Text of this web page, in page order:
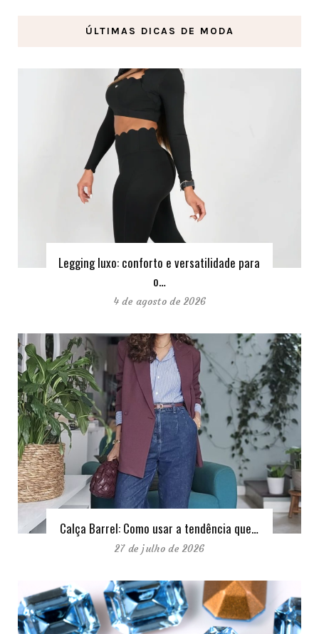
ÚLTIMAS DICAS DE MODA
Legging luxo: conforto e versatilidade para
o…
4 de agosto de 2026
Calça Barrel: Como usar a tendência que…
27 de julho de 2026